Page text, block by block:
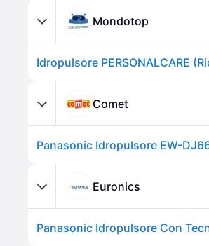
Mondotop
Idropulsore PERSONALCARE
Comet
Panasonic Idropulsore EW-
Euronics
Panasonic Idropulsore Con